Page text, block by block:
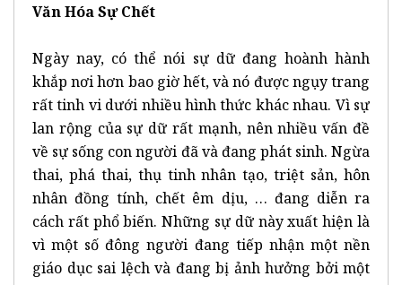
Văn Hóa Sự Chết
Ngày nay, có thể nói sự dữ đang hoành hành
khắp nơi hơn bao giờ hết, và nó được ngụy trang
rất tinh vi dưới nhiều hình thức khác nhau. Vì sự
lan rộng của sự dữ rất mạnh, nên nhiều vấn đề
về sự sống con người đã và đang phát sinh. Ngừa
thai, phá thai, thụ tinh nhân tạo, triệt sản, hôn
nhân đồng tính, chết êm dịu, … đang diễn ra
cách rất phổ biến. Những sự dữ này xuất hiện là
vì một số đông người đang tiếp nhận một nền
giáo dục sai lệch và đang bị ảnh hưởng bởi một